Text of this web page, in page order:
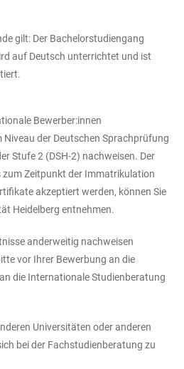
gilt: Der Bachelorstudiengang
auf Deutsch unterrichtet und ist
Bewerber:innen
der Deutschen Sprachprüfung
Stufe 2 (DSH-2) nachweisen. Der
Zeitpunkt der Immatrikulation
akzeptiert werden, können Sie
Heidelberg entnehmen.
anderweitig nachweisen
vor Ihrer Bewerbung an die
die Internationale Studienberatung
Universitäten oder anderen
bei der Fachstudienberatung zu